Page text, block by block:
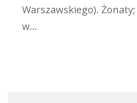
Warszawskiego).
w...